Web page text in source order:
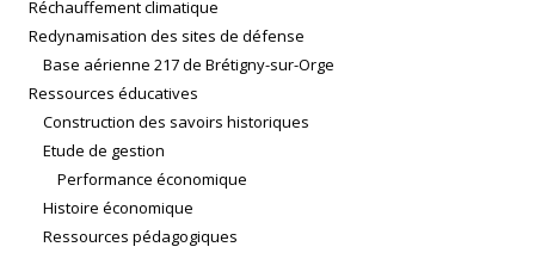
Réchauffement climatique
Redynamisation des sites de défense
Base aérienne 217 de Brétigny-sur-Orge
Ressources éducatives
Construction des savoirs historiques
Etude de gestion
Performance économique
Histoire économique
Ressources pédagogiques